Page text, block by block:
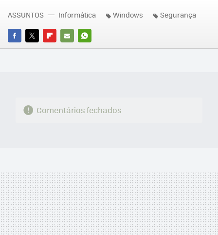
FACEBOOK
TWITTERFLIPBOARD
E-
WHATSAPP
ASSUNTOS Informática Windows Segurança
Comentários fechados